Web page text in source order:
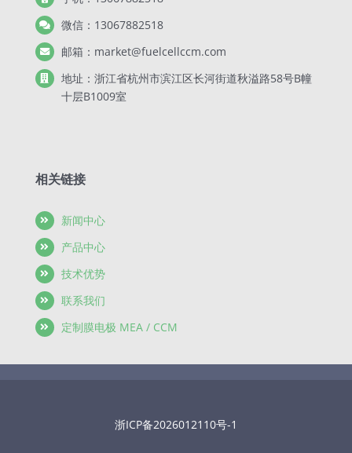
微信：13067882518
邮箱：market@fuelcellccm.com
地址：浙江省杭州市滨江区长河街道秋溢路58号B幢
十层B1009室
相关链接
新闻中心
产品中心
技术优势
联系我们
定制膜电极 MEA / CCM
浙ICP备2026012110号-1